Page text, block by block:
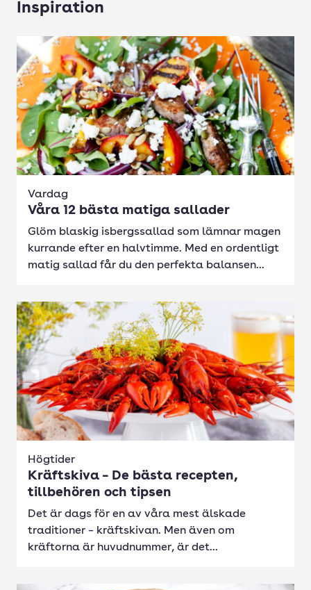
Inspiration
Vardag
Våra 12 bästa matiga sallader
Glöm blaskig isbergssallad som lämnar magen
kurrande efter en halvtimme. Med en ordentligt
matig sallad får du den perfekta balansen...
Högtider
Kräftskiva – De bästa recepten,
tillbehören och tipsen
Det är dags för en av våra mest älskade
traditioner – kräftskivan. Men även om
kräftorna är huvudnummer, är det...